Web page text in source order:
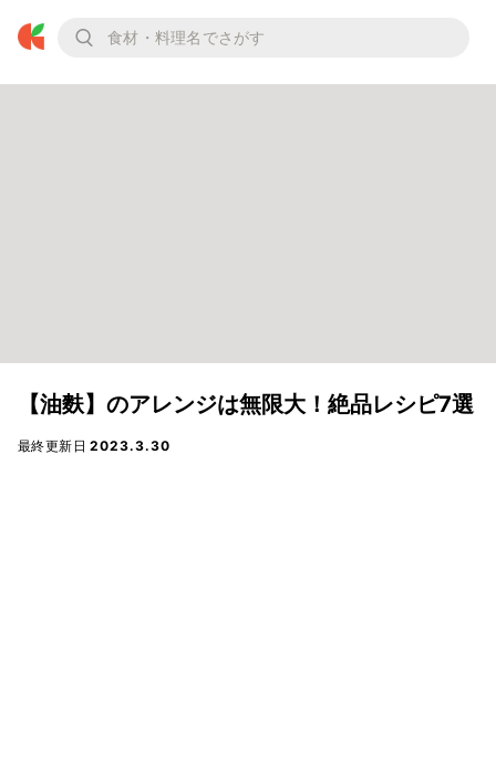
【油麩】のアレンジは無限大！絶品レシピ7選
最終更新日2023.3.30